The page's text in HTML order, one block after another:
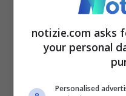
“. Poi precisa: “
Vincenzo De Luca
centrodestra. Per
notizie.com asks
your personal
Personalised